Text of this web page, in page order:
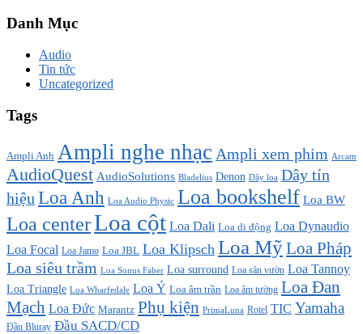
Danh Mục
Audio
Tin tức
Uncategorized
Tags
Ampli Anh Ampli nghe nhạc Ampli xem phim Arcam
AudioQuest AudioSolutions Bladelius Denon Dây loa Dây tín
hiệu Loa Anh Loa Audio Physic Loa bookshelf Loa BW
Loa centerLoa cột Loa Dali Loa di động Loa Dynaudio
Loa Focal Loa Jamo Loa JBL Loa Klipsch Loa MỹLoa Pháp
Loa siêu trầm Loa Sonus Faber Loa surround Loa sân vườn Loa Tannoy
Loa Triangle Loa Wharfedale Loa Ý Loa âm trần Loa âm tường Loa Đan
Mạch Loa Đức Marantz Phụ kiện PrimaLuna Rotel TIC Yamaha
Đầu Bluray Đầu SACD/CD